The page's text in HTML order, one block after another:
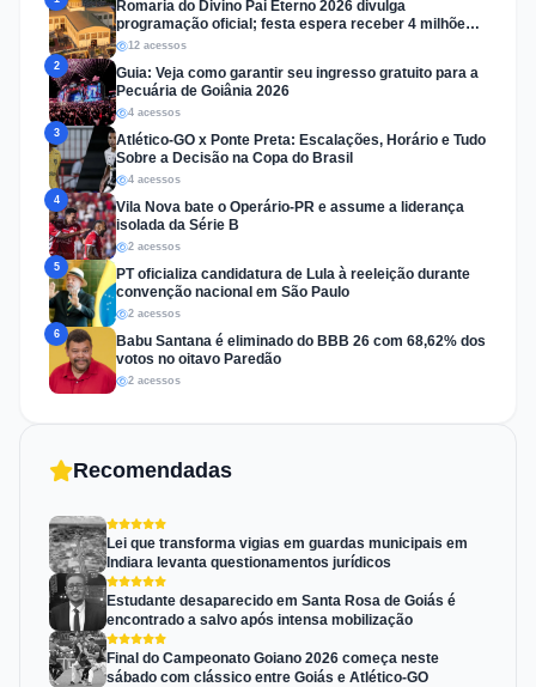
Romaria do Divino Pai Eterno 2026 divulga
programação oficial; festa espera receber 4 milhões
de fiéis
12 acessos
2
Guia: Veja como garantir seu ingresso gratuito para a
Pecuária de Goiânia 2026
4 acessos
3
Atlético-GO x Ponte Preta: Escalações, Horário e Tudo
Sobre a Decisão na Copa do Brasil
4 acessos
4
Vila Nova bate o Operário-PR e assume a liderança
isolada da Série B
2 acessos
5
PT oficializa candidatura de Lula à reeleição durante
convenção nacional em São Paulo
2 acessos
6
Babu Santana é eliminado do BBB 26 com 68,62% dos
votos no oitavo Paredão
2 acessos
Recomendadas
Lei que transforma vigias em guardas municipais em
Indiara levanta questionamentos jurídicos
Estudante desaparecido em Santa Rosa de Goiás é
encontrado a salvo após intensa mobilização
Final do Campeonato Goiano 2026 começa neste
sábado com clássico entre Goiás e Atlético-GO